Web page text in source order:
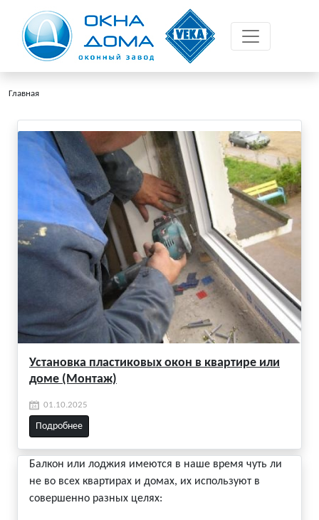
Главная
Установка пластиковых окон в квартире или
доме (Монтаж)
01.10.2025
Подробнее
Балкон или лоджия имеются в наше время чуть ли
не во всех квартирах и домах, их используют в
совершенно разных целях: